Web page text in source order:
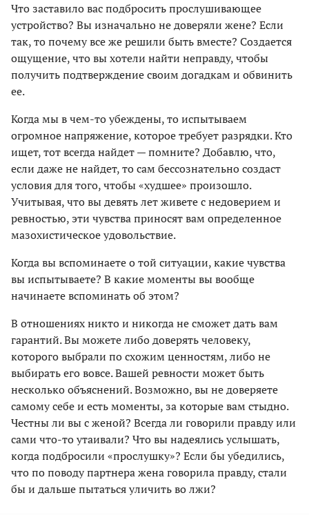
Что заставило вас подбросить прослушивающее
устройство? Вы изначально не доверяли жене? Если
так, то почему все же решили быть вместе? Создается
ощущение, что вы хотели найти неправду, чтобы
получить подтверждение своим догадкам и обвинить
ее.
Когда мы в чем-то убеждены, то испытываем
огромное напряжение, которое требует разрядки. Кто
ищет, тот всегда найдет — помните? Добавлю, что,
если даже не найдет, то сам бессознательно создаст
условия для того, чтобы «худшее» произошло.
Учитывая, что вы девять лет живете с недоверием и
ревностью, эти чувства приносят вам определенное
мазохистическое удовольствие.
Когда вы вспоминаете о той ситуации, какие чувства
вы испытываете? В какие моменты вы вообще
начинаете вспоминать об этом?
В отношениях никто и никогда не сможет дать вам
гарантий. Вы можете либо доверять человеку,
которого выбрали по схожим ценностям, либо не
выбирать его вовсе. Вашей ревности может быть
несколько объяснений. Возможно, вы не доверяете
самому себе и есть моменты, за которые вам стыдно.
Честны ли вы с женой? Всегда ли говорили правду или
сами что-то утаивали? Что вы надеялись услышать,
когда подбросили «прослушку»? Если бы убедились,
что по поводу партнера жена говорила правду, стали
бы и дальше пытаться уличить во лжи?